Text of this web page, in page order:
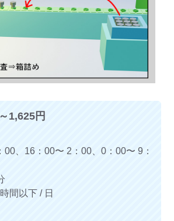
1,625円
00、16：00〜 2：00、0：00〜 9：
間以下 / 日